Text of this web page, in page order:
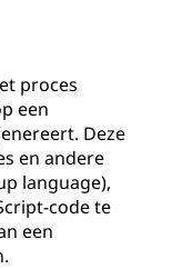
proces
een
Deze
en andere
language),
code te
een